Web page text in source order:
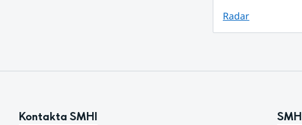
Radar
Kontakta SMHI